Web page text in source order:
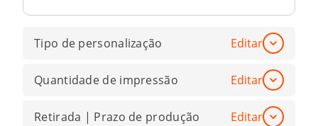
Tipo de personalização Editar
Quantidade de impressão Editar
Retirada | Prazo de produção Editar